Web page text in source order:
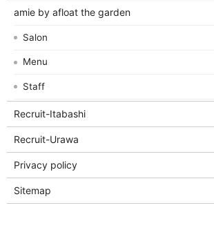
amie by afloat the garden
Salon
Menu
Staff
Recruit-Itabashi
Recruit-Urawa
Privacy policy
Sitemap